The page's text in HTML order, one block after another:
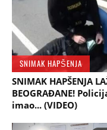
SNIMAK HAPŠENJA
SNIMAK HAPŠENJA
BEOGRAĐANE!
imao... (VIDEO)